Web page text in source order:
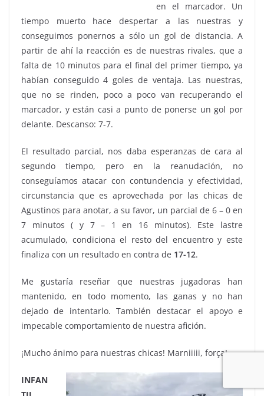
en el marcador. Un
tiempo muerto hace despertar a las nuestras y
conseguimos ponernos a sólo un gol de distancia. A
partir de ahí la reacción es de nuestras rivales, que a
falta de 10 minutos para el final del primer tiempo, ya
habían conseguido 4 goles de ventaja. Las nuestras,
que no se rinden, poco a poco van recuperando el
marcador, y están casi a punto de ponerse un gol por
delante. Descanso: 7-7.
El resultado parcial, nos daba esperanzas de cara al
segundo tiempo, pero en la reanudación, no
conseguíamos atacar con contundencia y efectividad,
circunstancia que es aprovechada por las chicas de
Agustinos para anotar, a su favor, un parcial de 6 – 0 en
7 minutos ( y 7 – 1 en 16 minutos). Este lastre
acumulado, condiciona el resto del encuentro y este
finaliza con un resultado en contra de 17-12.
Me gustaría reseñar que nuestras jugadoras han
mantenido, en todo momento, las ganas y no han
dejado de intentarlo. También destacar el apoyo e
impecable comportamiento de nuestra afición.
¡Mucho ánimo para nuestras chicas! Marniiiii, força!
INFAN